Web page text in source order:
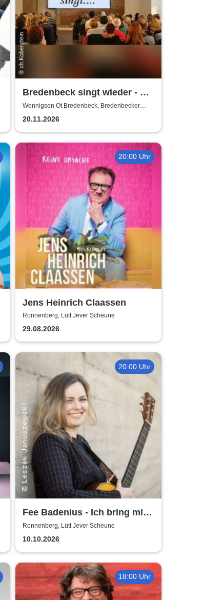
Bredenbeck singt wieder - mit
Joachim Buthe
Wennigsen Ot Bredenbeck, Bredenbecker
20.11.2026
20:00 Uhr
Jens Heinrich Claassen
Ronnenberg, Lütt Jever Scheune
29.08.2026
20:00 Uhr
Fee Badenius - Ich bring mich
ganz groß raus
Ronnenberg, Lütt Jever Scheune
10.10.2026
18:00 Uhr